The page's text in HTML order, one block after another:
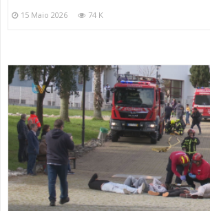
15 Maio 2026 74 K